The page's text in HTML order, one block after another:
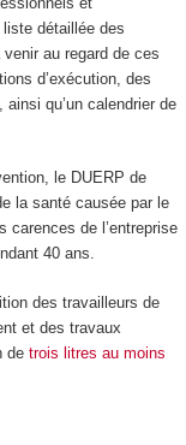
détaillée des
au regard de ces
d’exécution, des
qu’un calendrier de
le DUERP de
la santé causée par le
de l’entreprise
40 ans.
des travailleurs de
et des travaux
de trois litres au moins